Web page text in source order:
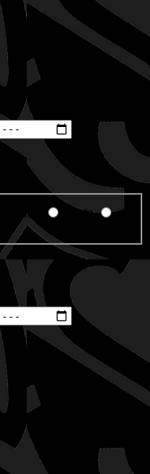
Raster
Karte